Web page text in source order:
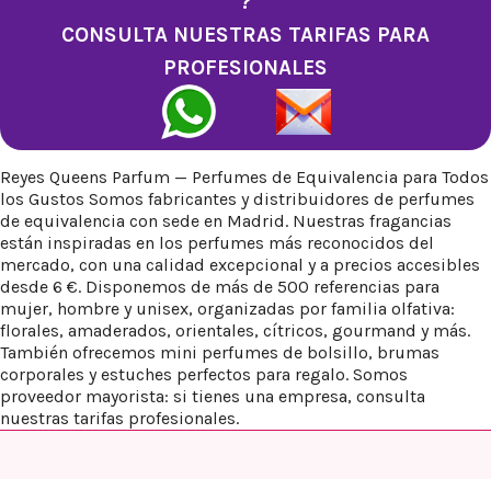
CONSULTA NUESTRAS TARIFAS PARA
PROFESIONALES
Reyes Queens Parfum — Perfumes de Equivalencia para Todos
los Gustos Somos fabricantes y distribuidores de perfumes
de equivalencia con sede en Madrid. Nuestras fragancias
están inspiradas en los perfumes más reconocidos del
mercado, con una calidad excepcional y a precios accesibles
desde 6 €. Disponemos de más de 500 referencias para
mujer, hombre y unisex, organizadas por familia olfativa:
florales, amaderados, orientales, cítricos, gourmand y más.
También ofrecemos mini perfumes de bolsillo, brumas
corporales y estuches perfectos para regalo. Somos
proveedor mayorista: si tienes una empresa, consulta
nuestras tarifas profesionales.